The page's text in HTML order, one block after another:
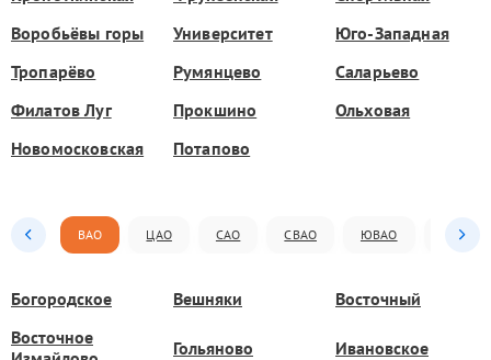
Воробьёвы горы
Университет
Юго-Западная
Тропарёво
Румянцево
Саларьево
Филатов Луг
Прокшино
Ольховая
Новомосковская
Потапово
ВАО ЦАО САО СВАО ЮВАО ЮАО
Богородское Вешняки
Восточный
Восточное
Гольяново Ивановское